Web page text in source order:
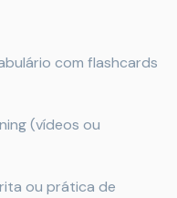
com flashcards
(vídeos ou
ou prática de